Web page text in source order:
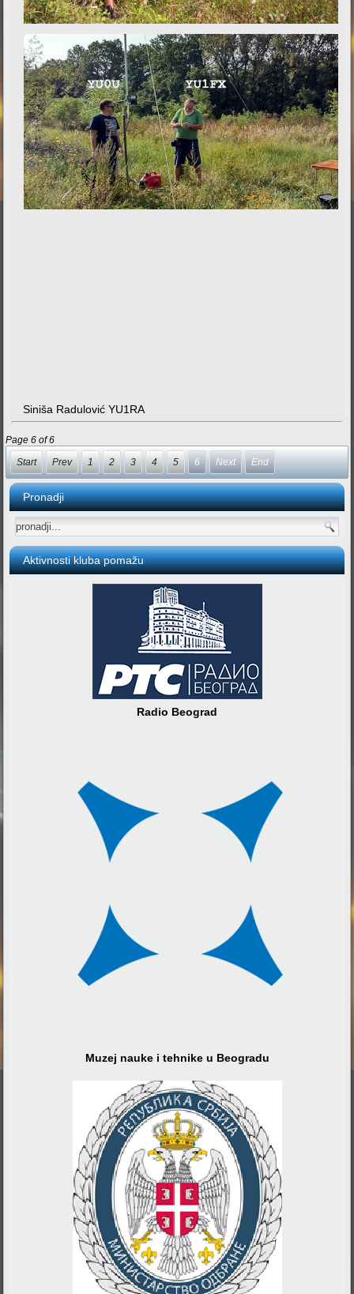
Siniša Radulović YU1RA
Page 6 of 6
Start
Prev 1 2 3 4 5 6 Next End
Pronadji
Aktivnosti kluba pomažu
Radio Beograd
Muzej nauke i tehnike u Beogradu